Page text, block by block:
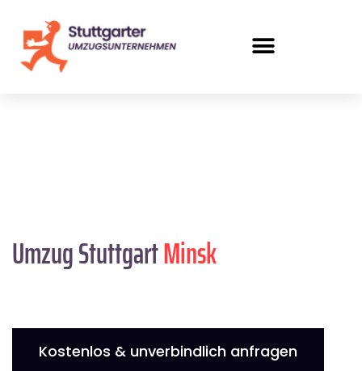
Umzug StuttgartMinsk
Kostenlos & unverbindlich anfragen